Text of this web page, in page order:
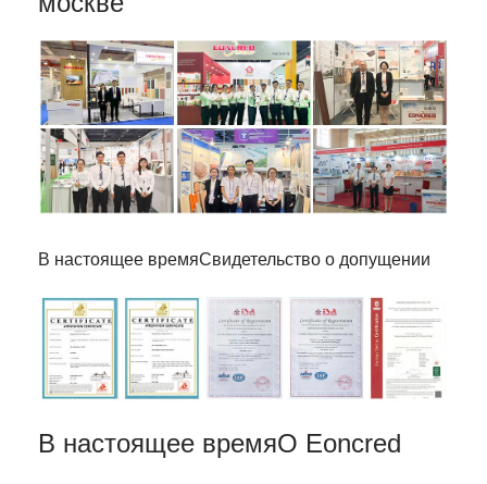
В настоящее времяСвидетельство о допущении
В настоящее времяО Eoncred